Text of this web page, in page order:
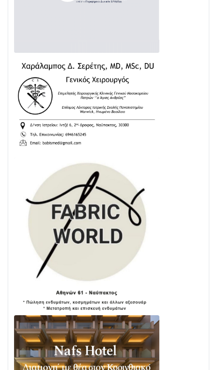
24/07 • 11:31
ΕΚΤΑΚΤΟ – ΝΑΥΠΑΚΤΙΑ: ΣΥΝΑΓΕΡΜΟΣ ΣΤΗΝ
ΠΥΡΟΣΒΕΣΤΙΚΗ ΓΙΑ ΦΩΤΙΑ ΣΤΟΝ ΑΓΙΟ ΗΛΙΑ ΠΡΙΝ ΤΗ
ΓΡΑΝΙΤΣΑ
24/07 • 11:03